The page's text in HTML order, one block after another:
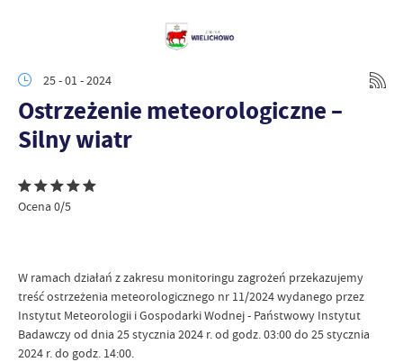
25 - 01 - 2024
Ostrzeżenie meteorologiczne –
Silny wiatr
Ocena 0/5
W ramach działań z zakresu monitoringu zagrożeń przekazujemy
treść ostrzeżenia meteorologicznego nr 11/2024 wydanego przez
Instytut Meteorologii i Gospodarki Wodnej - Państwowy Instytut
Badawczy od dnia 25 stycznia 2024 r. od godz. 03:00 do 25 stycznia
2024 r. do godz. 14:00.